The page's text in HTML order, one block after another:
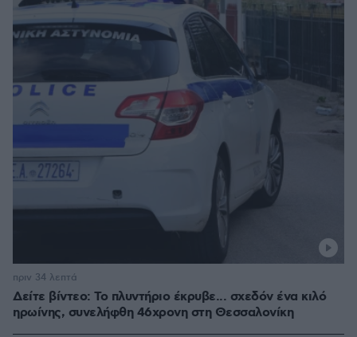
Δείτε βίντεο: Το πλυντήριο έκρυβε... σχεδόν ένα κιλό
ηρωίνης, συνελήφθη 46χρονη στη Θεσσαλονίκη
πριν 34 λεπτά